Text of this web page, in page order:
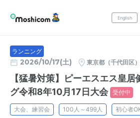
English
ランニング
2026/10/17(土) 東京都（千代田区）
【猛暑対策】ピーエスエス皇居
グ令和8年10月17日大会 受付中
大会、練習会 100人～499人 初心者